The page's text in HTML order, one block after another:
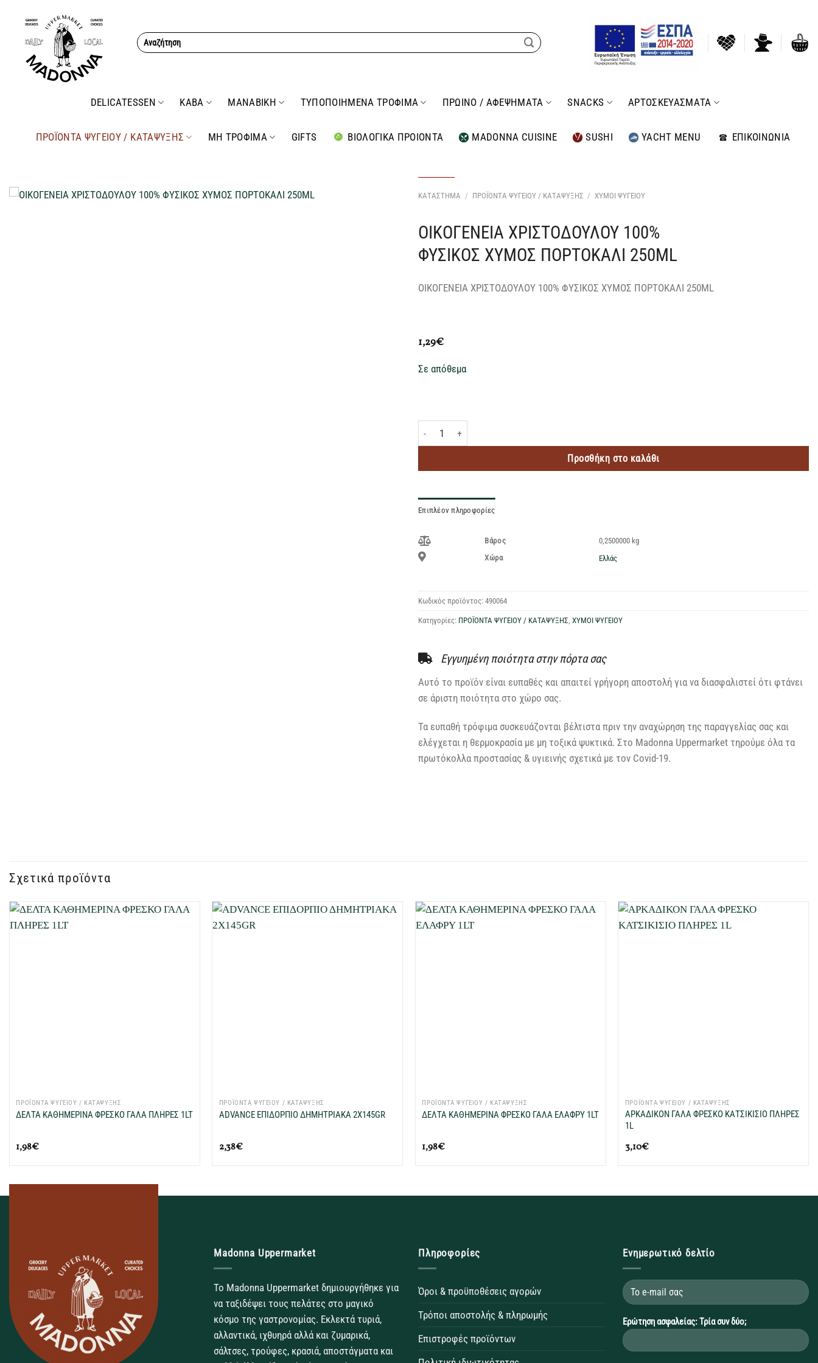
περιεχόμενο
Αναζήτηση
για:
DELICATESSEN ΚΑΒΑ ΜΑΝΑΒΙΚΗ ΤΥΠΟΠΟΙΗΜΕΝΑ ΤΡΟΦΙΜΑ ΠΡΩΙΝΟ / ΑΦΕΨΗΜΑΤΑ SNACKS ΑΡΤΟΣΚΕΥΑΣΜΑΤΑ
ΠΡΟΪΟΝΤΑ ΨΥΓΕΙΟΥ / ΚΑΤΑΨΥΞΗΣ ΜΗ ΤΡΟΦΙΜΑ GIFTS ΒΙΟΛΟΓΙΚΑ ΠΡΟΙΟΝΤΑ MADONNA CUISINE SUSHI YACHT MENU ΕΠΙΚΟΙΝΩΝΙΑ
ΚΑΤΑΣΤΗΜΑ / ΠΡΟΪΟΝΤΑ ΨΥΓΕΙΟΥ / ΚΑΤΑΨΥΞΗΣ / ΧΥΜΟΙ ΨΥΓΕΙΟΥ
ΟΙΚΟΓΕΝΕΙΑ ΧΡΙΣΤΟΔΟΥΛΟΥ 100%
ΦΥΣΙΚΟΣ ΧΥΜΟΣ ΠΟΡΤΟΚΑΛΙ 250ML
ΟΙΚΟΓΕΝΕΙΑ ΧΡΙΣΤΟΔΟΥΛΟΥ 100% ΦΥΣΙΚΟΣ ΧΥΜΟΣ ΠΟΡΤΟΚΑΛΙ 250ML
1,29€
Σε απόθεμα
ΟΙΚΟΓΕΝΕΙΑ ΧΡΙΣΤΟΔΟΥΛΟΥ 100% ΦΥΣΙΚΟΣ ΧΥΜΟΣ ΠΟΡΤΟΚΑΛΙ 250ML ποσότητα
Προσθήκη στο καλάθι
Επιπλέον πληροφορίες
Βάρος
0,2500000 kg
Χώρα
Ελλάς
Κωδικός προϊόντος: 490064
Κατηγορίες: ΠΡΟΪΟΝΤΑ ΨΥΓΕΙΟΥ / ΚΑΤΑΨΥΞΗΣ ΧΥΜΟΙ ΨΥΓΕΙΟΥ
Εγγυημένη ποιότητα στην πόρτα σας
Αυτό το προϊόν είναι ευπαθές και απαιτεί γρήγορη αποστολή για να διασφαλιστεί ότι φτάνει
σε άριστη ποιότητα στο χώρο σας.
Τα ευπαθή τρόφιμα συσκευάζονται βέλτιστα πριν την αναχώρηση της παραγγελίας σας και
ελέγχεται η θερμοκρασία με μη τοξικά ψυκτικά. Στο Madonna Uppermarket τηρούμε όλα τα
πρωτόκολλα προστασίας & υγιεινής σχετικά με τον Covid-19.
Σχετικά προϊόντα
ΠΡΟΪΟΝΤΑ ΨΥΓΕΙΟΥ / ΚΑΤΑΨΥΞΗΣ
ΔΕΛΤΑ ΚΑΘΗΜΕΡΙΝΑ ΦΡΕΣΚΟ ΓΑΛΑ ΠΛΗΡΕΣ 1LT
1,98€
ΠΡΟΪΟΝΤΑ ΨΥΓΕΙΟΥ / ΚΑΤΑΨΥΞΗΣ
ADVANCE ΕΠΙΔΟΡΠΙΟ ΔΗΜΗΤΡΙΑΚΑ 2X145GR
2,38€
ΠΡΟΪΟΝΤΑ ΨΥΓΕΙΟΥ / ΚΑΤΑΨΥΞΗΣ
ΔΕΛΤΑ ΚΑΘΗΜΕΡΙΝΑ ΦΡΕΣΚΟ ΓΑΛΑ ΕΛΑΦΡΥ 1LT
1,98€
ΠΡΟΪΟΝΤΑ ΨΥΓΕΙΟΥ / ΚΑΤΑΨΥΞΗΣ
ΑΡΚΑΔΙΚΟΝ ΓΑΛΑ ΦΡΕΣΚΟ ΚΑΤΣΙΚΙΣΙΟ ΠΛΗΡΕΣ
1L
3,10€
Madonna Uppermarket
Το Madonna Uppermarket δημιουργήθηκε για
να ταξιδέψει τους πελάτες στο μαγικό
κόσμο της γαστρονομίας. Εκλεκτά τυριά,
αλλαντικά, ιχθυηρά αλλά και ζυμαρικά,
σάλτσες, τρούφες, κρασιά, αποστάγματα και
Πληροφορίες
Όροι & προϋποθέσεις αγορών
Τρόποι αποστολής & πληρωμής
Επιστροφές προϊόντων
Ενημερωτικό δελτίο
Ερώτηση ασφαλείας: Τρία συν δύο;